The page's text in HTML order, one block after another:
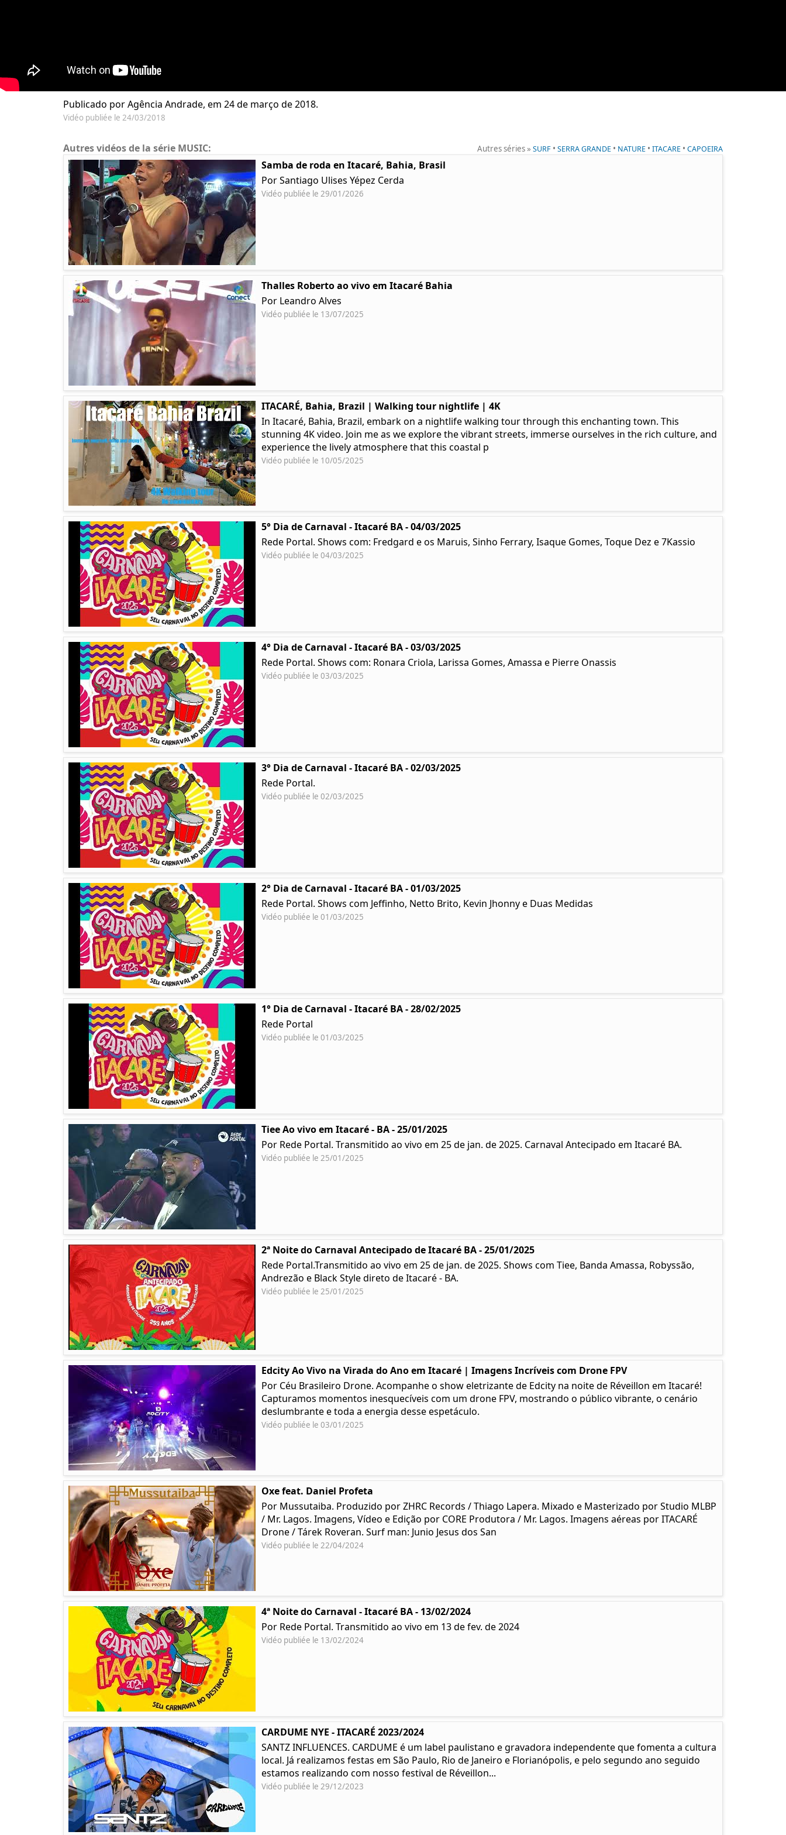
Publicado por Agência Andrade, em 24 de março de 2018.
Vidéo publiée le 24/03/2018
Autres séries »SURF •SERRA GRANDE • NATURE •ITACARE •CAPOEIRA
Autres vidéos de la série MUSIC:
Samba de roda en Itacaré, Bahia, Brasil
Por Santiago Ulises Yépez Cerda
Vidéo publiée le 29/01/2026
Thalles Roberto ao vivo em Itacaré Bahia
Por Leandro Alves
Vidéo publiée le 13/07/2025
ITACARÉ, Bahia, Brazil | Walking tour nightlife | 4K
In Itacaré, Bahia, Brazil, embark on a nightlife walking tour through this enchanting town. This
stunning 4K video. Join me as we explore the vibrant streets, immerse ourselves in the rich culture, and
experience the lively atmosphere that this coastal p
Vidéo publiée le 10/05/2025
5° Dia de Carnaval - Itacaré BA - 04/03/2025
Rede Portal. Shows com: Fredgard e os Maruis, Sinho Ferrary, Isaque Gomes, Toque Dez e 7Kassio
Vidéo publiée le 04/03/2025
4° Dia de Carnaval - Itacaré BA - 03/03/2025
Rede Portal. Shows com: Ronara Criola, Larissa Gomes, Amassa e Pierre Onassis
Vidéo publiée le 03/03/2025
3° Dia de Carnaval - Itacaré BA - 02/03/2025
Rede Portal.
Vidéo publiée le 02/03/2025
2° Dia de Carnaval - Itacaré BA - 01/03/2025
Rede Portal. Shows com Jeffinho, Netto Brito, Kevin Jhonny e Duas Medidas
Vidéo publiée le 01/03/2025
1° Dia de Carnaval - Itacaré BA - 28/02/2025
Rede Portal
Vidéo publiée le 01/03/2025
Tiee Ao vivo em Itacaré - BA - 25/01/2025
Por Rede Portal. Transmitido ao vivo em 25 de jan. de 2025. Carnaval Antecipado em Itacaré BA.
Vidéo publiée le 25/01/2025
2ª Noite do Carnaval Antecipado de Itacaré BA - 25/01/2025
Rede Portal.Transmitido ao vivo em 25 de jan. de 2025. Shows com Tiee, Banda Amassa, Robyssão,
Andrezão e Black Style direto de Itacaré - BA.
Vidéo publiée le 25/01/2025
Edcity Ao Vivo na Virada do Ano em Itacaré | Imagens Incríveis com Drone FPV
Por Céu Brasileiro Drone. Acompanhe o show eletrizante de Edcity na noite de Réveillon em Itacaré!
Capturamos momentos inesquecíveis com um drone FPV, mostrando o público vibrante, o cenário
deslumbrante e toda a energia desse espetáculo.
Vidéo publiée le 03/01/2025
Oxe feat. Daniel Profeta
Por Mussutaiba. Produzido por ZHRC Records / Thiago Lapera. Mixado e Masterizado por Studio MLBP
/ Mr. Lagos. Imagens, Vídeo e Edição por CORE Produtora / Mr. Lagos. Imagens aéreas por ITACARÉ
Drone / Tárek Roveran. Surf man: Junio Jesus dos San
Vidéo publiée le 22/04/2024
4ª Noite do Carnaval - Itacaré BA - 13/02/2024
Por Rede Portal. Transmitido ao vivo em 13 de fev. de 2024
Vidéo publiée le 13/02/2024
CARDUME NYE - ITACARÉ 2023/2024
SANTZ INFLUENCES. CARDUME é um label paulistano e gravadora independente que fomenta a cultura
local. Já realizamos festas em São Paulo, Rio de Janeiro e Florianópolis, e pelo segundo ano seguido
estamos realizando com nosso festival de Réveillon...
Vidéo publiée le 29/12/2023